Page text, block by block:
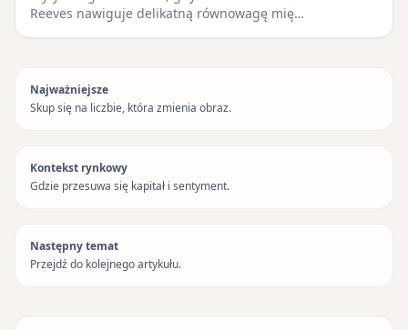
Reeves nawiguje delikatną równowagę mię…
Najważniejsze
Skup się na liczbie, która zmienia obraz.
Kontekst rynkowy
Gdzie przesuwa się kapitał i sentyment.
Następny temat
Przejdź do kolejnego artykułu.